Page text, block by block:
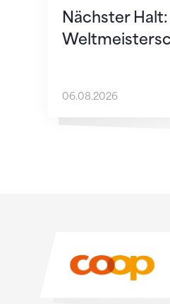
Nächster Halt:
06.08.2026